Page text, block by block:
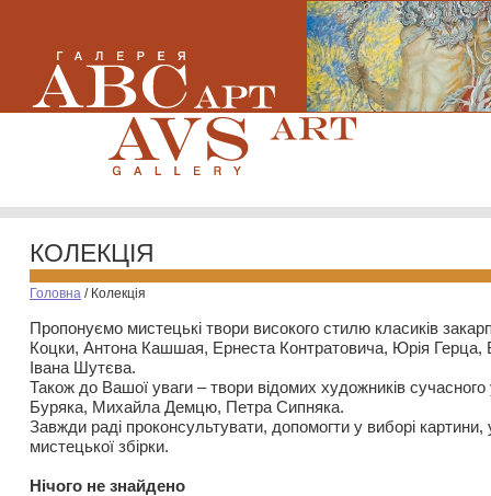
КОЛЕКЦІЯ
Головна / Колекція
Пропонуємо мистецькі твори високого стилю класиків
Коцки, Антона Кашшая, Ернеста Контратовича, Юрія
Івана Шутєва.
Також до Вашої уваги – твори відомих художників
Буряка, Михайла Демцю, Петра Сипняка.
Завжди раді проконсультувати, допомогти у виборі картини,
мистецької збірки.
Нiчого не знайдено